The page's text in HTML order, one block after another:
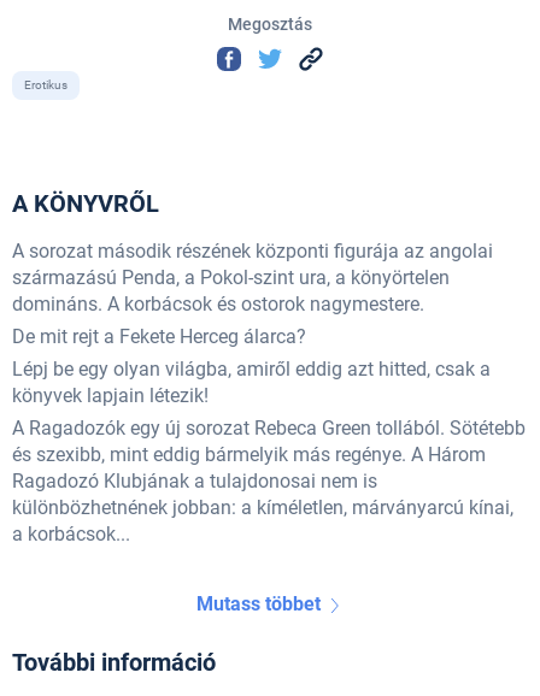
Megosztás
Erotikus
A KÖNYVRŐL
A sorozat második részének központi figurája az angolai
származású Penda, a Pokol-szint ura, a könyörtelen
domináns. A korbácsok és ostorok nagymestere.
De mit rejt a Fekete Herceg álarca?
Lépj be egy olyan világba, amiről eddig azt hitted, csak a
könyvek lapjain létezik!
A Ragadozók egy új sorozat Rebeca Green tollából. Sötétebb
és szexibb, mint eddig bármelyik más regénye. A Három
Ragadozó Klubjának a tulajdonosai nem is
különbözhetnének jobban: a kíméletlen, márványarcú kínai,
a korbácsok...
Mutass többet
További információ